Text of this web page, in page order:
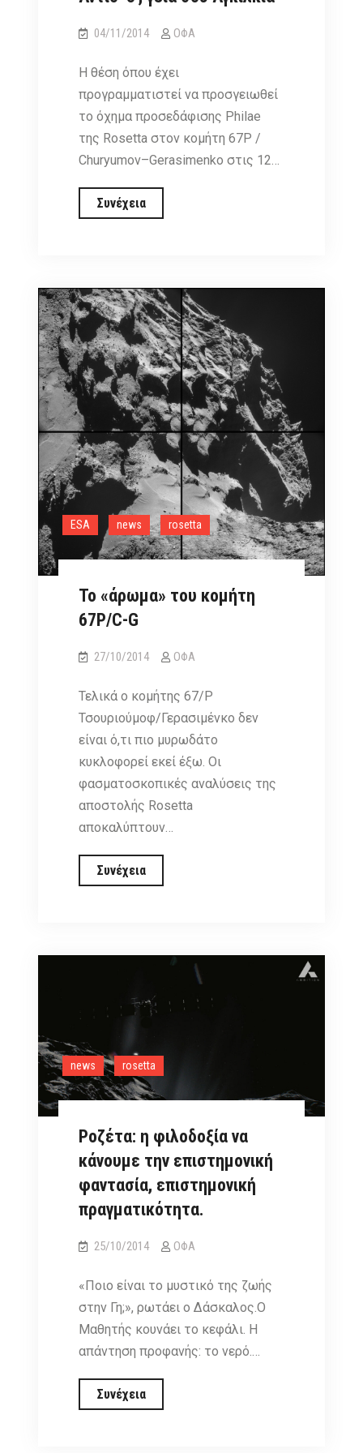
04/11/2014 ΟΦΑ
Η θέση όπου έχει
προγραμματιστεί να προσγειωθεί
το όχημα προσεδάφισης Philae
της Rosetta στον κομήτη 67P /
Churyumov–Gerasimenko στις 12…
ΣυνέχειαΑντίο
Αγκιλκία
ESA news rosetta
Το «άρωμα» του κομήτη
67P/C-G
27/10/2014 ΟΦΑ
Τελικά ο κομήτης 67/Ρ
Τσουριούμοφ/Γερασιμένκο δεν
είναι ό,τι πιο μυρωδάτο
κυκλοφορεί εκεί έξω. Οι
φασματοσκοπικές αναλύσεις της
αποστολής Rosetta
αποκαλύπτουν…
ΣυνέχειαΤο
«άρωμα»
67P/C-
news rosetta
Ροζέτα: η φιλοδοξία να
κάνουμε την επιστημονική
φαντασία, επιστημονική
πραγματικότητα.
25/10/2014 ΟΦΑ
«Ποιο είναι το μυστικό της ζωής
στην Γη;», ρωτάει ο Δάσκαλος.Ο
Μαθητής κουνάει το κεφάλι. Η
απάντηση προφανής: το νερό.…
ΣυνέχειαΡοζέτα: